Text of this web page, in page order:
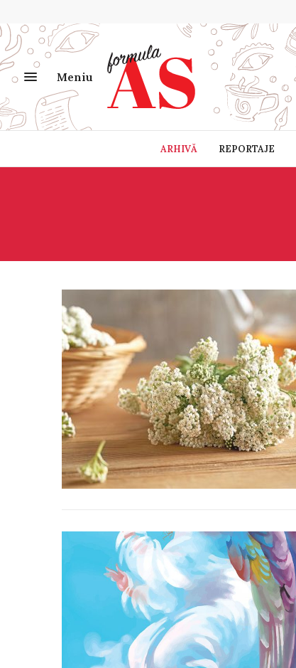
Meniu
ARHIVĂ REPORTAJE